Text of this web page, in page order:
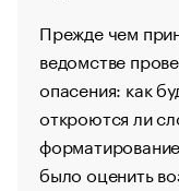
Прежде чем
ведомстве
опасения: как
откроются ли
было оценить